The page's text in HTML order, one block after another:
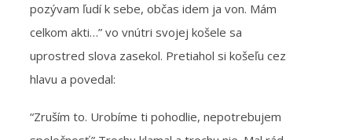
pozývam ľudí k sebe, občas idem ja von. Mám
celkom akti…” vo vnútri svojej košele sa
uprostred slova zasekol. Pretiahol si košeľu cez
hlavu a povedal:
“Zruším to. Urobíme ti pohodlie, nepotrebujem